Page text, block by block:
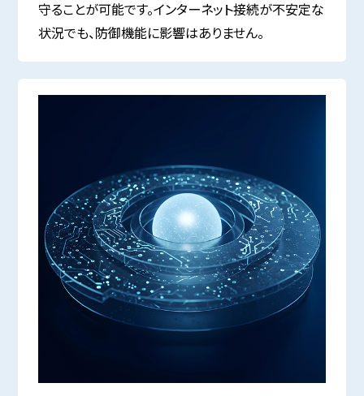
守ることが可能です。インターネット接続が不安定な
状況でも、防御機能に影響はありません。